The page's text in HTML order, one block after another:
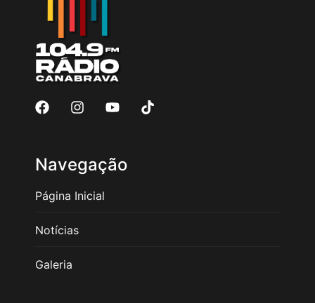
Navegação
Página Inicial
Notícias
Galeria